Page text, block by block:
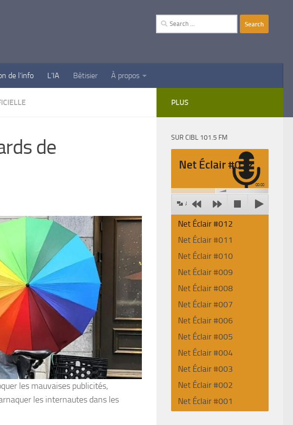
Search
for:
de l’info L’IA Bêtisier À propos
de
les mauvaises publicités,
les internautes dans les
PLUS
SUR CIBL 101.5 FM
Net Éclair #012
00:00
Agrandir
Net Éclair #012
Net Éclair #011
Net Éclair #010
Net Éclair #009
Net Éclair #008
Net Éclair #007
Net Éclair #006
Net Éclair #005
Net Éclair #004
Net Éclair #003
Net Éclair #002
Net Éclair #001